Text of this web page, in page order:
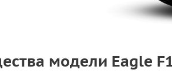
модели Eagle